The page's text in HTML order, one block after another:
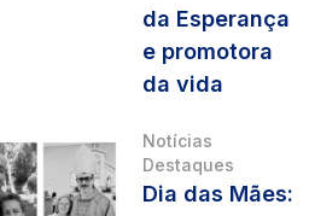
da Esperança
e promotora
da vida
Notícias
Destaques
Dia das Mães: